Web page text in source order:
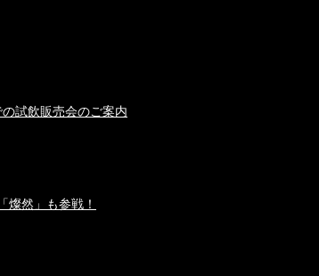
試飲販売会のご案内
燦然」も参戦！